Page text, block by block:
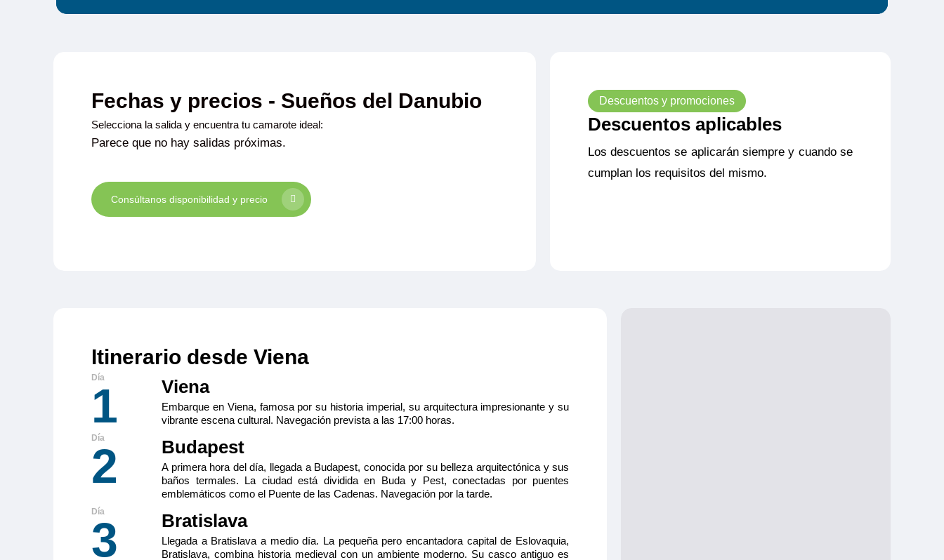
Fechas y precios - Sueños del Danubio
Selecciona la salida y encuentra tu camarote ideal:
Parece que no hay salidas próximas.
Consúltanos disponibilidad y precio
Descuentos y promociones
Descuentos aplicables
Los descuentos se aplicarán siempre y cuando se
cumplan los requisitos del mismo.
Itinerario desde Viena
1 Viena
Embarque en Viena, famosa por su historia imperial, su arquitectura impresionante y su
vibrante escena cultural. Navegación prevista a las 17:00 horas.
2 Budapest
A primera hora del día, llegada a Budapest, conocida por su belleza arquitectónica y sus
baños termales. La ciudad está dividida en Buda y Pest, conectadas por puentes
emblemáticos como el Puente de las Cadenas. Navegación por la tarde.
3 Bratislava
Llegada a Bratislava a medio día. La pequeña pero encantadora capital de Eslovaquia,
Bratislava, combina historia medieval con un ambiente moderno. Su casco antiguo es